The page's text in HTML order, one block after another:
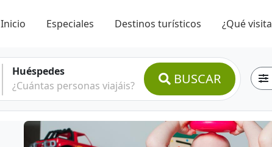
Inicio Especiales Destinos turísticos ¿Qué
Huéspedes
¿Cuántas personas viajáis?
BUSCAR